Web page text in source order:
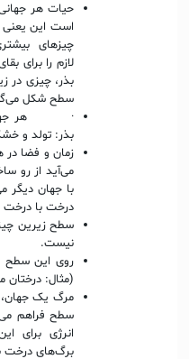
حیات هر
است این
چیزهای
لازم را برای
بذر، چیزی در
سطح شکل
· هر جهانی
بذر: تولد و
زمان و فضا
می‌آید از رو
با جهان دیگر
درخت با درخت
سطح زیرین
نیست.
روی این سطح
(مثال: درختان
مرگ یک جهان،
سطح فراهم
انرژی برای
برگ‌های درخت